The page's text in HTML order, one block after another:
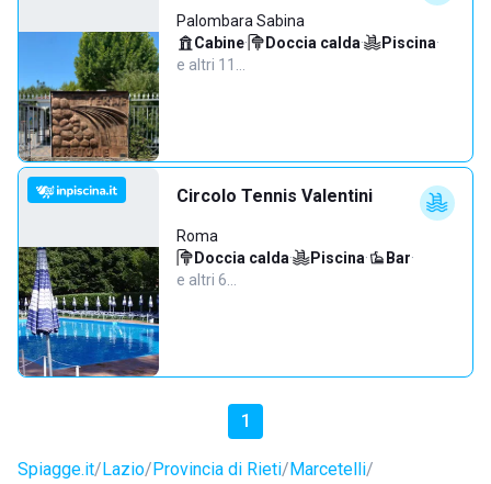
Palombara Sabina
Cabine· Doccia calda· Piscina·
e altri 11…
Circolo Tennis Valentini
Roma
Doccia calda· Piscina· Bar·
e altri 6…
1
Spiagge.it Lazio Provincia di Rieti Marcetelli